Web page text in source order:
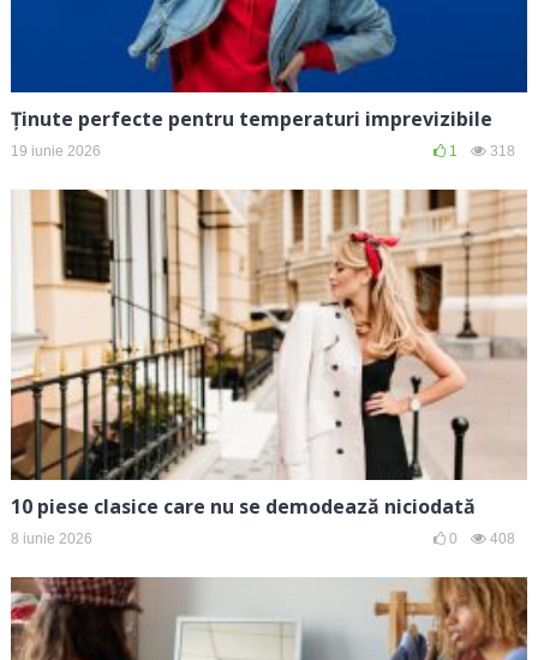
Ținute perfecte pentru temperaturi imprevizibile
19 iunie 2026 1 318
10 piese clasice care nu se demodează niciodată
8 iunie 2026 0 408